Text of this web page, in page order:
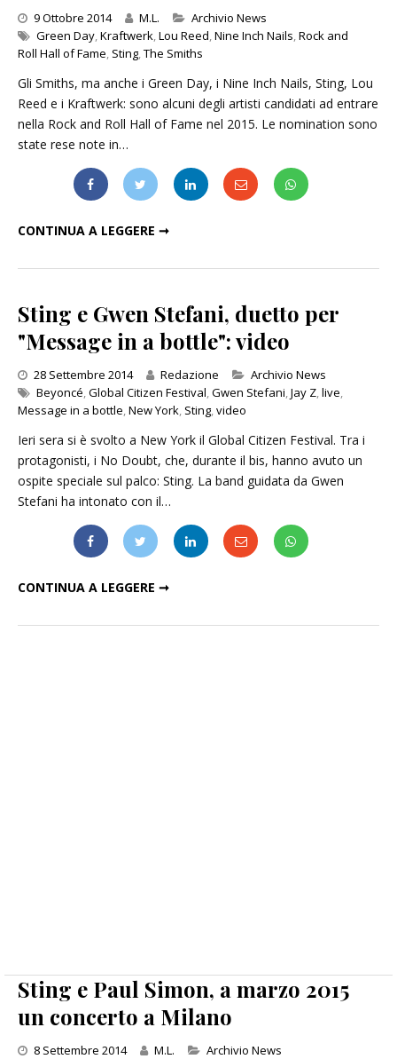
9 Ottobre 2014 M.L. Categories
Archivio News
Green Day,Kraftwerk,Lou Reed,Nine Inch Nails,Rock and
Roll Hall of Fame, Sting,The Smiths
Gli Smiths, ma anche i Green Day, i Nine Inch Nails, Sting, Lou
Reed e i Kraftwerk: sono alcuni degli artisti candidati ad entrare
nella Rock and Roll Hall of Fame nel 2015. Le nomination sono
state rese note in…
CONTINUA A LEGGERE ➞
Sting e Gwen Stefani, duetto per
"Message in a bottle": video
28 Settembre 2014 Redazione Categories
Archivio News
Beyoncé,Global Citizen Festival,Gwen Stefani,Jay Z,live,
Message in a bottle,New York, Sting,video
Ieri sera si è svolto a New York il Global Citizen Festival. Tra i
protagonisti, i No Doubt, che, durante il bis, hanno avuto un
ospite speciale sul palco: Sting. La band guidata da Gwen
Stefani ha intonato con il…
CONTINUA A LEGGERE ➞
Sting e Paul Simon, a marzo 2015
un concerto a Milano
8 Settembre 2014 M.L. Categories
Archivio News